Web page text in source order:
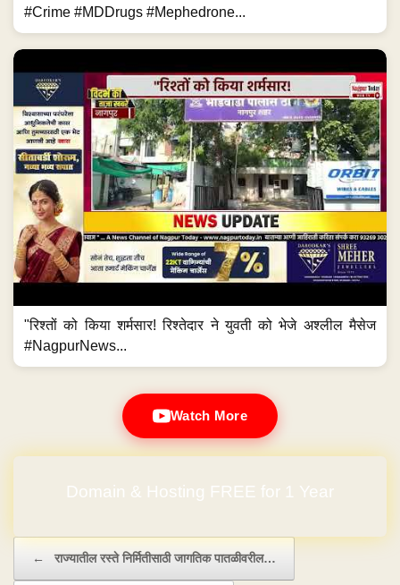
#Crime #MDDrugs #Mephedrone...
"रिश्तों को किया शर्मसार! रिश्तेदार ने युवती को भेजे अश्लील मैसेज
#NagpurNews...
Watch More
Domain & Hosting FREE for 1 Year
← राज्यातील रस्ते निर्मितीसाठी जागतिक पातळीवरील…